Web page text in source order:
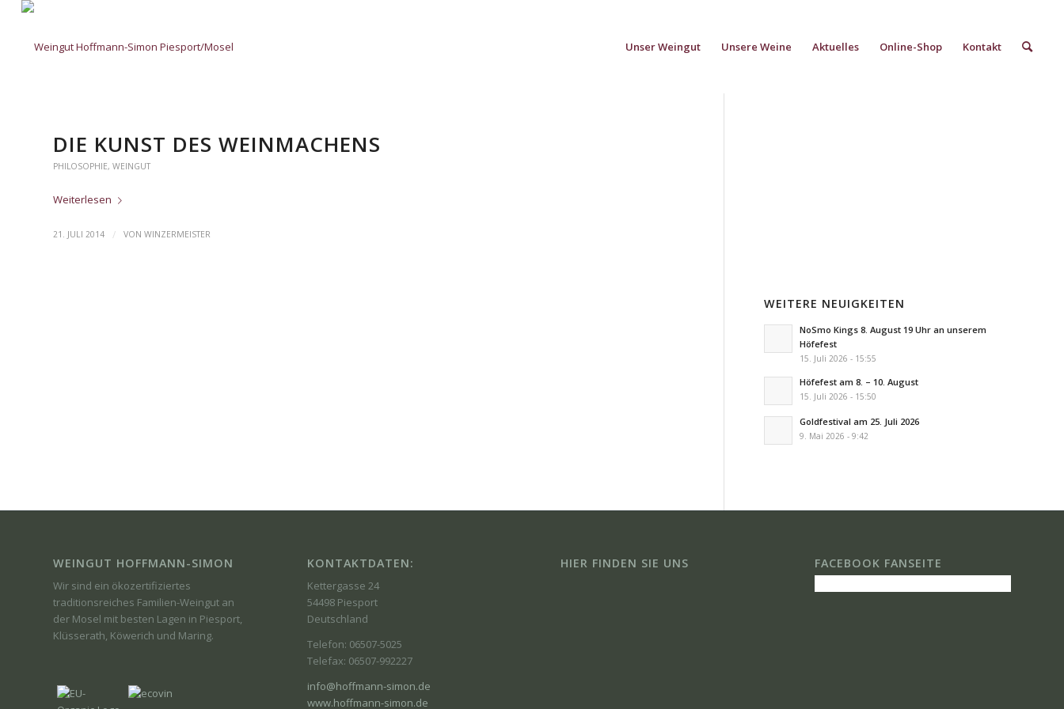
Unser Weingut Unsere Weine Aktuelles Online-Shop Kontakt
DIE KUNST DES WEINMACHENS
PHILOSOPHIE, WEINGUT
Weiterlesen
21. JULI 2014 / VON WINZERMEISTER
WEITERE NEUIGKEITEN
NoSmo Kings 8. August 19 Uhr an unserem
Höfefest
15. Juli 2026 - 15:55
Höfefest am 8. – 10. August
15. Juli 2026 - 15:50
Goldfestival am 25. Juli 2026
9. Mai 2026 - 9:42
WEINGUT HOFFMANN-SIMON
Wir sind ein ökozertifiziertes
traditionsreiches Familien-Weingut an
der Mosel mit besten Lagen in Piesport,
Klüsserath, Köwerich und Maring.
KONTAKTDATEN:
Kettergasse 24
54498 Piesport
Deutschland
Telefon: 06507-5025
Telefax: 06507-992227
info@hoffmann-simon.de
www.hoffmann-simon.de
HIER FINDEN SIE UNS FACEBOOK FANSEITE